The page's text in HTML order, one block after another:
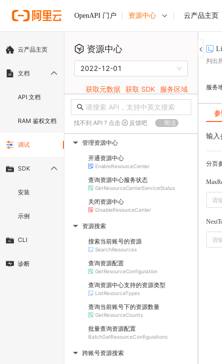
OpenAPI 门户 资源中心 云产品主页
云产品主页
文档
API 文档
RAM 鉴权文档
调试
SDK
安装
示例
CLI
诊断
资源中心
2022-12-01
获取元数据 获取 SDK 服务区域
找不到 API ? 点击 反馈吧 简洁
▶ 管理资源中心
开通资源中心
EnableResourceCenter
查询资源中心服务状态
GetResourceCenterServiceStatus
关闭资源中心
DisableResourceCenter
▶ 资源搜索
搜索当前账号的资源
SearchResources
查询资源配置
GetResourceConfiguration
查询资源中心支持的资源类型
ListResourceTypes
查询当前账号下的资源数量
GetResourceCounts
批量查询资源配置
BatchGetResourceConfigurations
▶ 跨账号资源搜索
列出
服务
输入
分页